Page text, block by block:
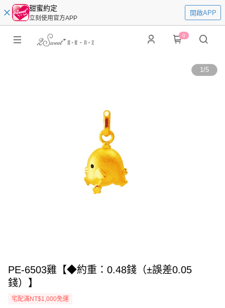
甜蜜約定
立刻使用官方APP
開啟APP
0
1/5
PE-6503雞【◆約重：0.48錢（±誤差0.05
錢）】
宅配滿NT$1,000免運